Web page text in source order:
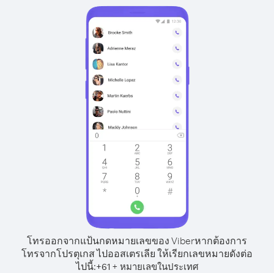
โทรออกจากแป้นกดหมายเลขของ Viberหากต้องการ
โทรจากโปรตุเกส ไปออสเตรเลีย ให้เรียกเลขหมายดังต่อ
ไปนี้:+61+ หมายเลขในประเทศ